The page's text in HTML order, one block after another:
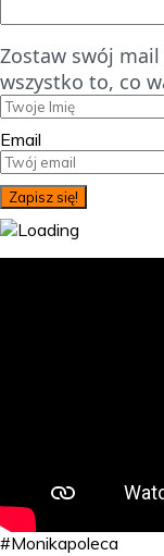
Zostaw swój
wszystko to, co
Email
#Monikapoleca